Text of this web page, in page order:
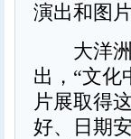
演出和图
大洋洲
出，“文化
片展取得
好、日期